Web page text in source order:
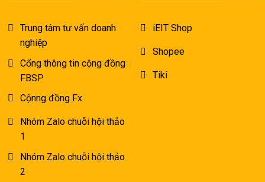
Trung tâm tư vấn doanh
nghiệp
Cổng thông tin cộng đồng
FBSP
Cộnng đồng Fx
Nhóm Zalo chuỗi hội thảo
1
Nhóm Zalo chuỗi hội thảo
2
iEIT Shop
Shopee
Tiki